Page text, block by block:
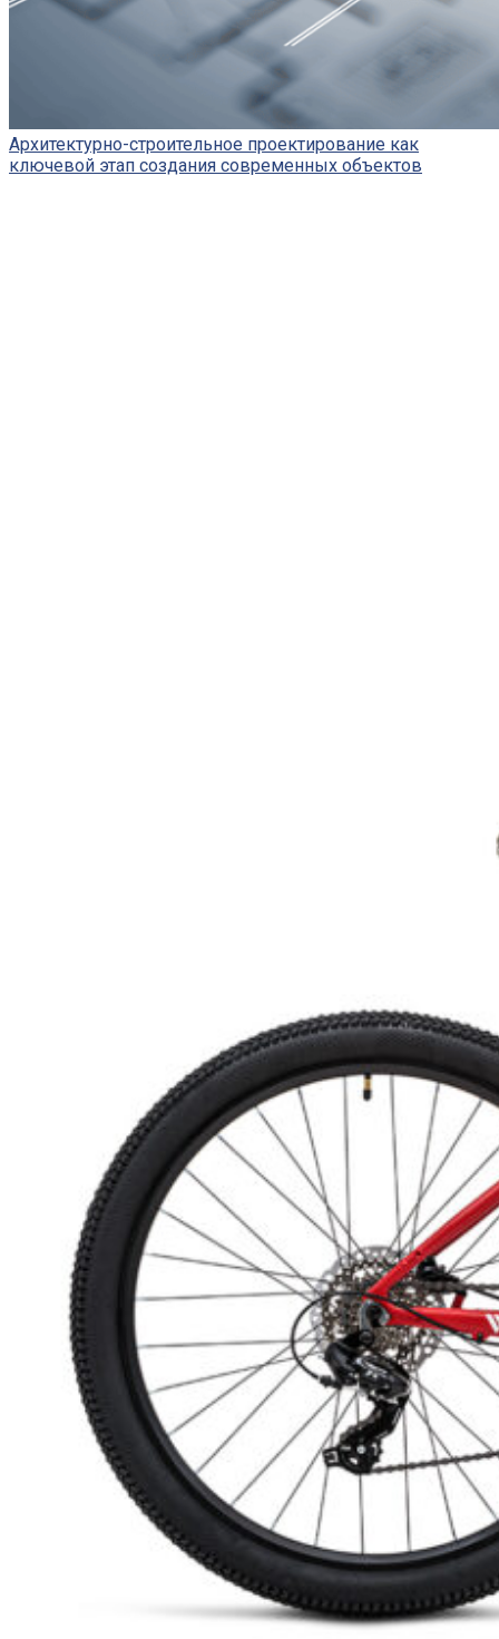
Архитектурно-строительное проектирование как
ключевой этап создания современных объектов